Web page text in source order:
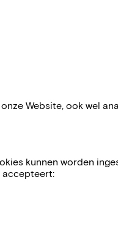
Website, ook wel
kunnen worden
accepteert: